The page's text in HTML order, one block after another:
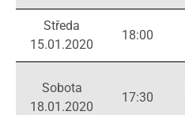
Středa
15.01.2020
18:00
Sobota
18.01.2020
17:30